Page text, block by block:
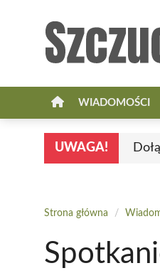
WIADOMOŚCI
UWAGA!
Strona główna /